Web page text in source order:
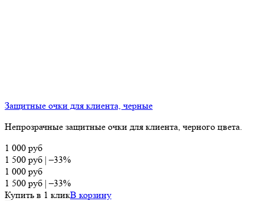
Защитные очки для клиента, черные
Непрозрачные защитные очки для клиента, черного цвета.
1 000 руб
1 500 руб |–33%
1 000 руб
1 500 руб |–33%
Купить в 1 кликВ корзину